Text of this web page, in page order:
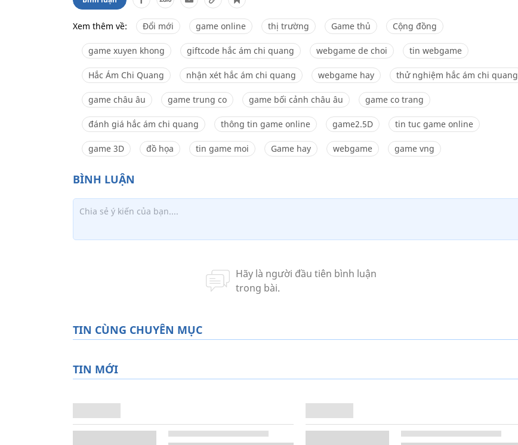
Xem thêm về: Đổi mới game online thị trường Game thủ Cộng đồng
game xuyen khong giftcode hắc ám chi quang webgame de choi tin webgame
Hắc Ám Chi Quang nhận xét hắc ám chi quang webgame hay thử nghiệm hắc ám chi quang
game châu âu game trung co game bối cảnh châu âu game co trang
đánh giá hắc ám chi quang thông tin game online game2.5D tin tuc game online
game 3D đồ họa tin game moi Game hay webgame game vng
TIN CÙNG CHUYÊN MỤC
TIN MỚI